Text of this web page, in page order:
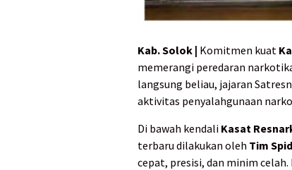
Kab. Solok | Komitmen kuat
memerangi peredaran
langsung beliau, jajaran
aktivitas penyalahgunaan
Di bawah kendali Kasat
terbaru dilakukan oleh Tim
cepat, presisi, dan minim